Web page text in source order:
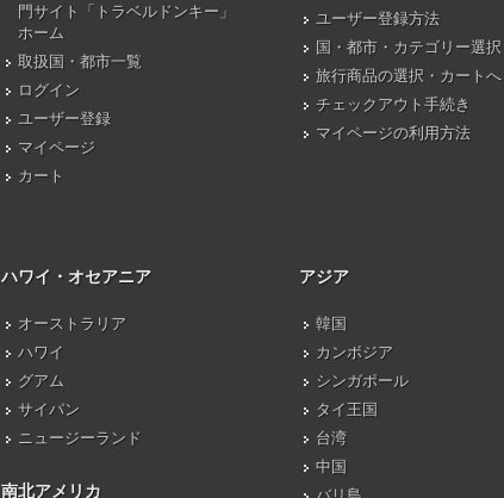
門サイト「トラベルドンキー」
ホーム
取扱国・都市一覧
ログイン
ユーザー登録
マイページ
カート
ユーザー登録方法
国・都市・カテゴリー選択
旅行商品の選択・カートへ
チェックアウト手続き
マイページの利用方法
ハワイ・オセアニア
オーストラリア
ハワイ
グアム
サイパン
ニュージーランド
南北アメリカ
アジア
韓国
カンボジア
シンガポール
タイ王国
台湾
中国